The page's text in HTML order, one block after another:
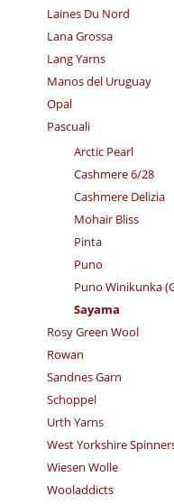
Laines Du Nord
Lana Grossa
Lang Yarns
Manos del Uruguay
Opal
Pascuali
Arctic Pearl
Cashmere 6/28
Cashmere Delizia
Mohair Bliss
Pinta
Puno
Puno Winikunka
Sayama
Rosy Green Wool
Rowan
Sandnes Garn
Schoppel
Urth Yarns
West Yorkshire
Wiesen Wolle
Wooladdicts